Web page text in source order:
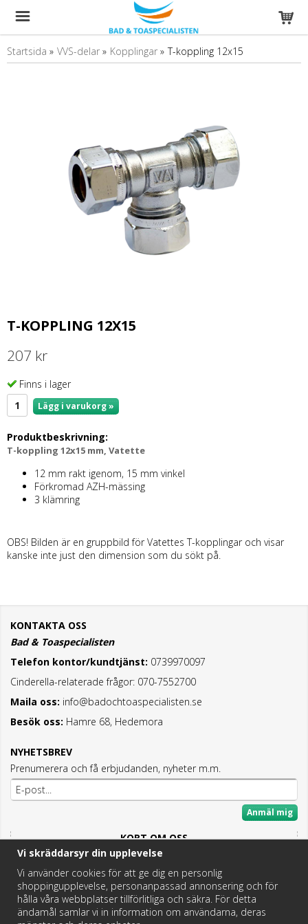
Startsida » VVS-delar » Kopplingar » T-koppling 12x15
T-KOPPLING 12X15
207 kr
Finns i lager
Lägg i varukorg »
Produktbeskrivning:
T-koppling 12x15 mm, Vatette
12 mm rakt igenom, 15 mm vinkel
Förkromad AZH-mässing
3 klämring
OBS! Bilden är en gruppbild för Vatettes T-kopplingar och visar
kanske inte just den dimension som du sökt på.
KONTAKTA OSS
Bad & Toaspecialisten
Telefon kontor/kundtjänst: 0739970097
Cinderella-relaterade frågor: 070-7552700
Maila oss: info@badochtoaspecialisten.se
Besök oss: Hamre 68, Hedemora
NYHETSBREV
Prenumerera och få erbjudanden, nyheter m.m.
Anmäl mig
KORT OM OSS
Här hittar du det bästa och mesta inom Badrum,
Fritidstoaletter och VVS.
Butik i Hedemora.
Vi hjälper dig hitta rätt reservdel!
Vi skräddarsyr din upplevelse
Vi använder cookies för att ge dig en personlig
shoppingupplevelse, personanpassad annonsering och för
hålla våra webbplatser tillförlitliga och säkra. För detta
ändamål samlar vi in information om användarna, deras